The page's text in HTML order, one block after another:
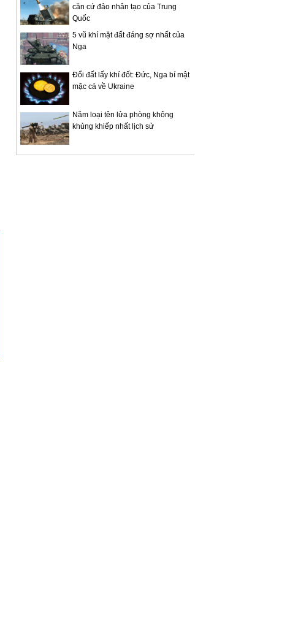
căn cứ đảo nhân tạo của Trung
Quốc
5 vũ khí mặt đất đáng sợ nhất của
Nga
Đổi đất lấy khí đốt: Đức, Nga bí mật
mặc cả về Ukraine
Năm loại tên lửa phòng không
khủng khiếp nhất lịch sử